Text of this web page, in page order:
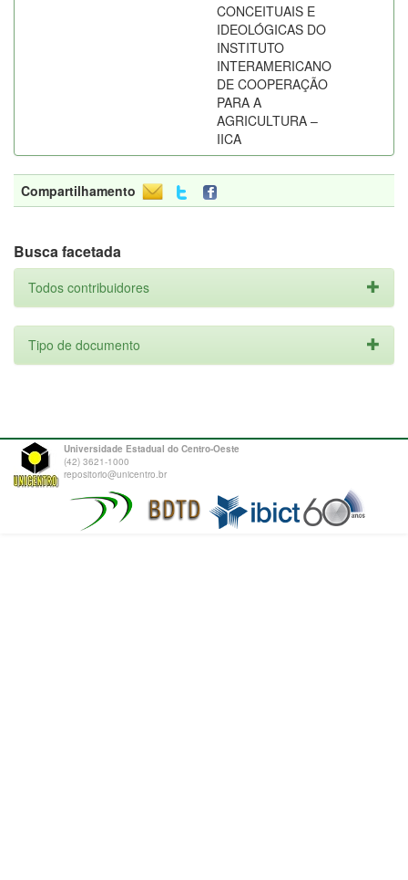
CONCEITUAIS E
IDEOLÓGICAS DO
INSTITUTO
INTERAMERICANO
DE COOPERAÇÃO
PARA A
AGRICULTURA –
IICA
Compartilhamento
Busca facetada
Todos contribuidores
Tipo de documento
Universidade Estadual do Centro-Oeste
(42) 3621-1000
repositorio@unicentro.br